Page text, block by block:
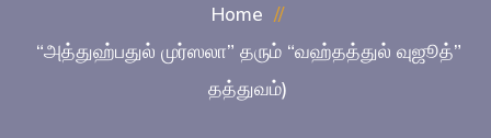
Home
“அத்துஹ்பதுல் முர்ஸலா” தரும் “வஹ்தத்துல் வுஜூத்”
தத்துவம்)